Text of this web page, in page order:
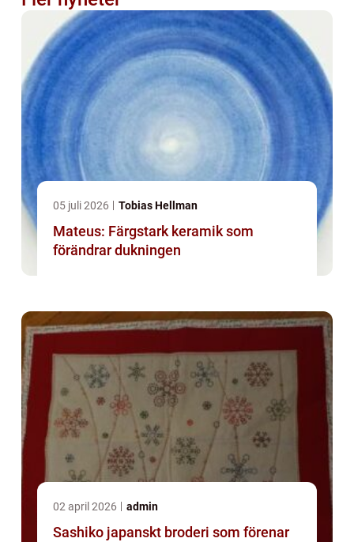
05 juli 2026 Tobias Hellman
Mateus: Färgstark keramik som
förändrar dukningen
02 april 2026 admin
Sashiko japanskt broderi som förenar